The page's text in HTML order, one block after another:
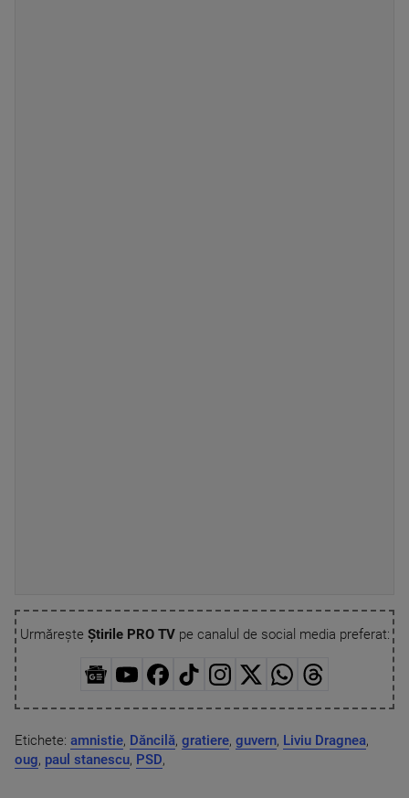
Urmărește Știrile PRO TVpe canalul de social media preferat:
Etichete: amnistie, Dăncilă, gratiere, guvern, Liviu Dragnea,
oug, paul stanescu, PSD,